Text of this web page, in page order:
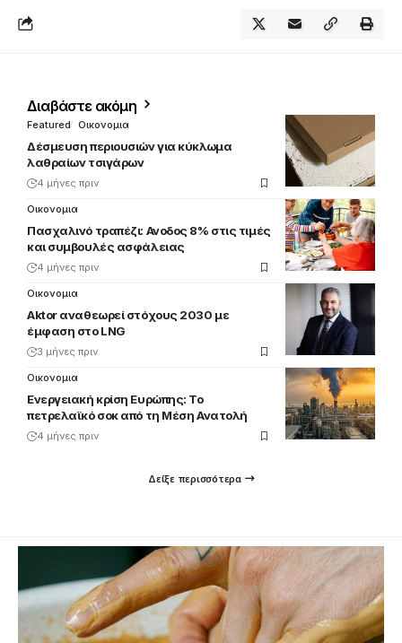
Διαβάστε ακόμη
Featured Οικονομια
Δέσμευση περιουσιών για κύκλωμα
λαθραίων τσιγάρων
4 μήνες πριν
Οικονομια
Πασχαλινό τραπέζι: Ανοδος 8% στις τιμές
και συμβουλές ασφάλειας
4 μήνες πριν
Οικονομια
Aktor αναθεωρεί στόχους 2030 με
έμφαση στο LNG
3 μήνες πριν
Οικονομια
Ενεργειακή κρίση Ευρώπης: Το
πετρελαϊκό σοκ από τη Μέση Ανατολή
4 μήνες πριν
Δείξε περισσότερα